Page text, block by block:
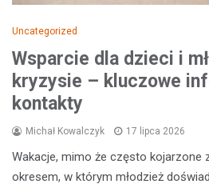
Uncategorized
Wsparcie dla dzieci i
kryzysie – kluczowe
kontakty
Michał Kowalczyk 17 lipca 2026
Wakacje, mimo że często kojarzone
okresem, w którym młodzież